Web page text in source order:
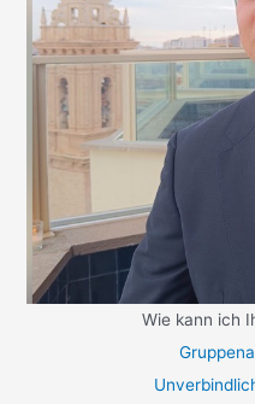
Wie kann ich